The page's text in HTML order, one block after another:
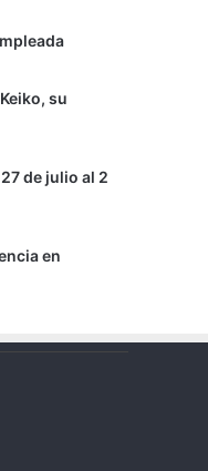
su
de julio al 2
en